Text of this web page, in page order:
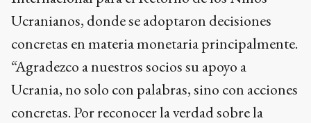
Ucranianos, donde se adoptaron decisiones
concretas en materia monetaria principalmente.
“Agradezco a nuestros socios su apoyo a
Ucrania, no solo con palabras, sino con acciones
concretas. Por reconocer la verdad sobre la